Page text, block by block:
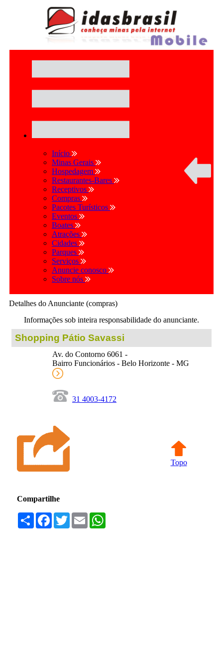
Início
Minas Gerais
Hospedagem
Restaurantes-Bares
Receptivos
Compras
Pacotes Turísticos
Eventos
Boates
Atrações
Cidades
Parques
Serviços
Anuncie conosco
Sobre nós
Detalhes do Anunciante (compras)
Informações sob inteira responsabilidade do anunciante.
Shopping Pátio Savassi
Av. do Contorno 6061 -
Bairro Funcionários - Belo Horizonte - MG
31 4003-4172
Topo
Compartilhe
Compartilhar
Facebook
TwitterEmail